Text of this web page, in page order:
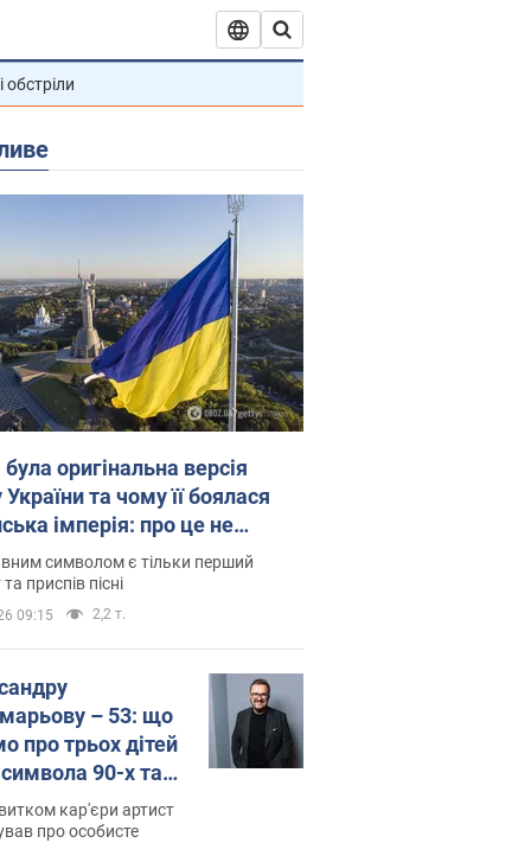
обстріли
оригінальна версія
України та чому її боялася
імперія: про це не
у школі
символом є тільки перший
приспів пісні
09:15 2,2 т.
– 53: що
про трьох дітей
90-х та
вони
кар'єри артист
про особисте